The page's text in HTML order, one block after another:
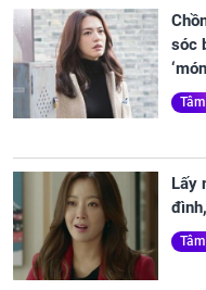
sóc
Lấy